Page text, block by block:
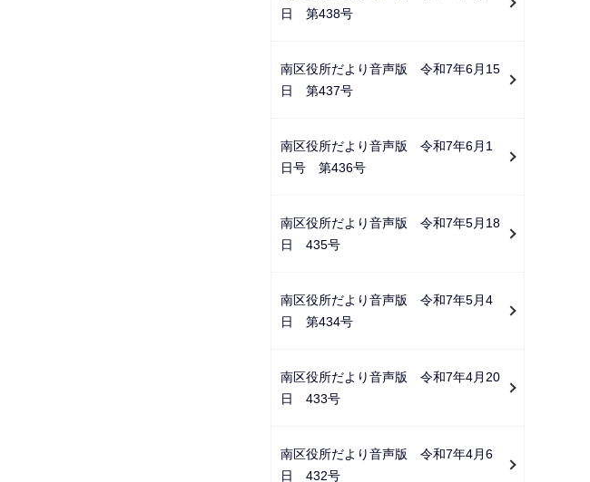
日 第438号
南区役所だより音声版 令和7年6月15
日 第437号
南区役所だより音声版 令和7年6月1
日号 第436号
南区役所だより音声版 令和7年5月18
日 435号
南区役所だより音声版 令和7年5月4
日 第434号
南区役所だより音声版 令和7年4月20
日 433号
南区役所だより音声版 令和7年4月6
日 432号